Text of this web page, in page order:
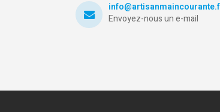
Envoyez-nous un e-mail